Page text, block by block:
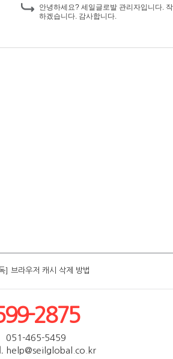
안녕하세요? 세일글로발 관리자입니다.
하겠습니다. 감사합니다.
] 브라우저 캐시 삭제 방법
] 브라우저 캐시 삭제 방법
2875
051-465-5459
help@seilglobal.co.kr